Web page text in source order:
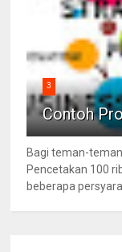
3
Contoh
Bagi teman-
Pencetakan 100
beberapa